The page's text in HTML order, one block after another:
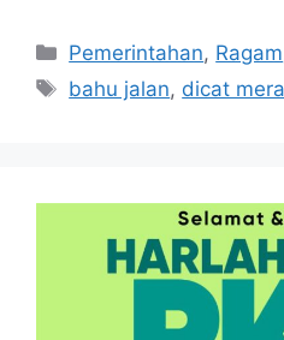
Kategori
Pemerintahan, Ragam
Tag
bahu jalan, dicat